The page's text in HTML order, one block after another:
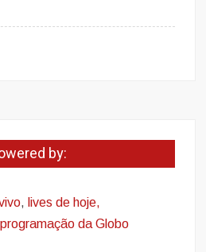
by:
, lives de hoje,
da Globo